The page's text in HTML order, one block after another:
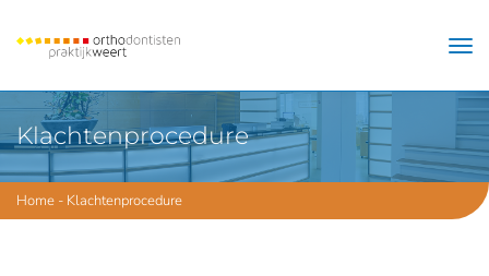
Klachtenprocedure
Home - Klachtenprocedure